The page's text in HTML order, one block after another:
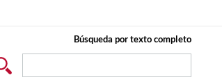
Búsqueda por texto completo